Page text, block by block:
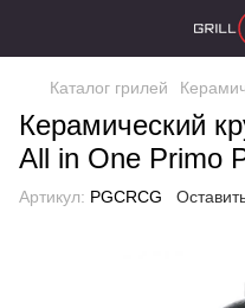
Каталог грилей
Керамический
All in One Primo
Артикул: PGCRCG